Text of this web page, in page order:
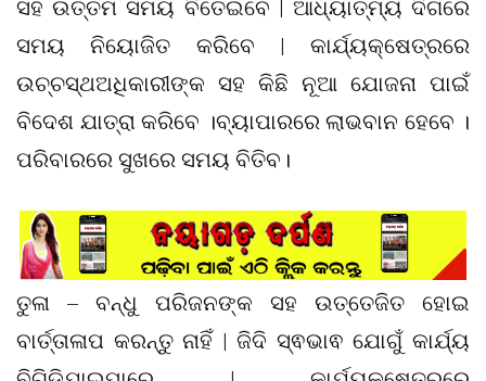
ସହ ଉତ୍ତମ ସମୟ ବିତେଇବେ | ଆଧ୍ୟାତ୍ମ୍ୟ ଦିଗରେ
ସମୟ ନିୟୋଜିତ କରିବେ | କାର୍ଯ୍ୟକ୍ଷେତ୍ରରେ
ଉଚ୍ଚସ୍ଥଅଧିକାରୀଙ୍କ ସହ କିଛି ନୂଆ ଯୋଜନା ପାଇଁ
ବିଦେଶ ଯାତ୍ରା କରିବେ ।ବ୍ୟାପାରରେ ଲାଭବାନ ହେବେ ।
ପରିବାରରେ ସୁଖରେ ସମୟ ବିତିବ।
ତୁଳା – ବନ୍ଧୁ ପରିଜନଙ୍କ ସହ ଉତ୍ତେଜିତ ହୋଇ
ବାର୍ତ୍ତାଳାପ କରନ୍ତୁ ନାହିଁ | ଜିଦି ସ୍ଵଭାଵ ଯୋଗୁଁ କାର୍ଯ୍ୟ